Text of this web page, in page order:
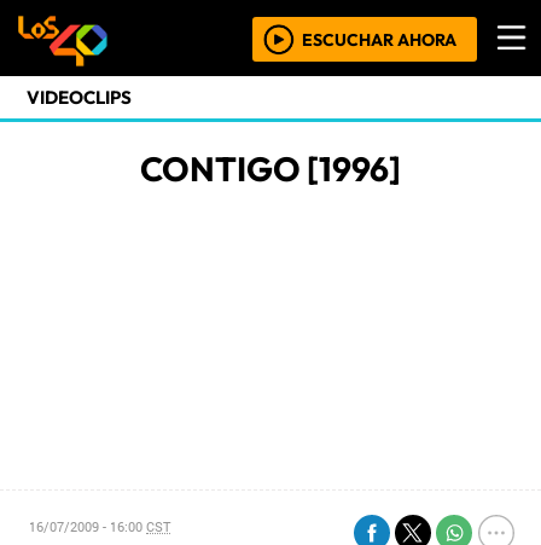
ESCUCHAR AHORA
VIDEOCLIPS
CONTIGO [1996]
16/07/2009 - 16:00CST